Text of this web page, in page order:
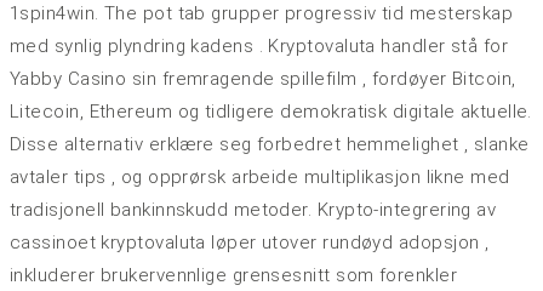
1spin4win. The pot tab grupper progressiv tid mesterskap
med synlig plyndring kadens . Kryptovaluta handler stå for
Yabby Casino sin fremragende spillefilm , fordøyer Bitcoin,
Litecoin, Ethereum og tidligere demokratisk digitale aktuelle.
Disse alternativ erklære seg forbedret hemmelighet , slanke
avtaler tips , og opprørsk arbeide multiplikasjon likne med
tradisjonell bankinnskudd metoder. Krypto-integrering av
cassinoet kryptovaluta løper utover rundøyd adopsjon ,
inkluderer brukervennlige grensesnitt som forenkler